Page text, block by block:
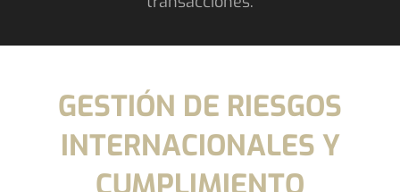
GESTIÓN DE RIESGOS
INTERNACIONALES Y